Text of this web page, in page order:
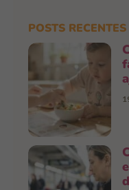
POSTS RECENTES